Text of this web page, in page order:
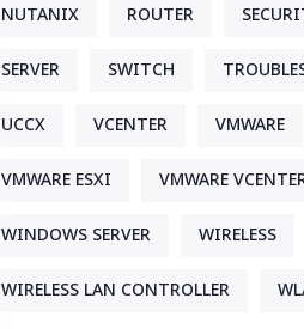
NUTANIX ROUTER
SERVER SWITCH
UCCX VCENTER VMWARE
VMWARE ESXI VMWARE
WINDOWS SERVER WIRELESS
WIRELESS LAN CONTROLLER